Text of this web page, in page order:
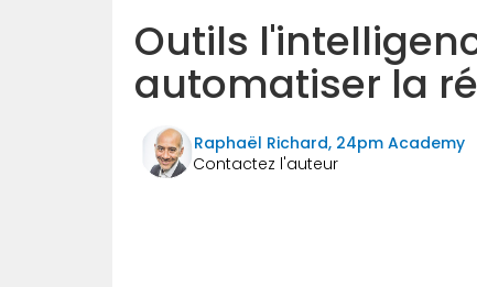
Outils
automatiser la
Raphaël Richard, 24pm Academy